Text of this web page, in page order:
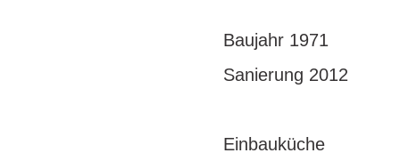
Baujahr 1971
Sanierung 2012
Einbauküche